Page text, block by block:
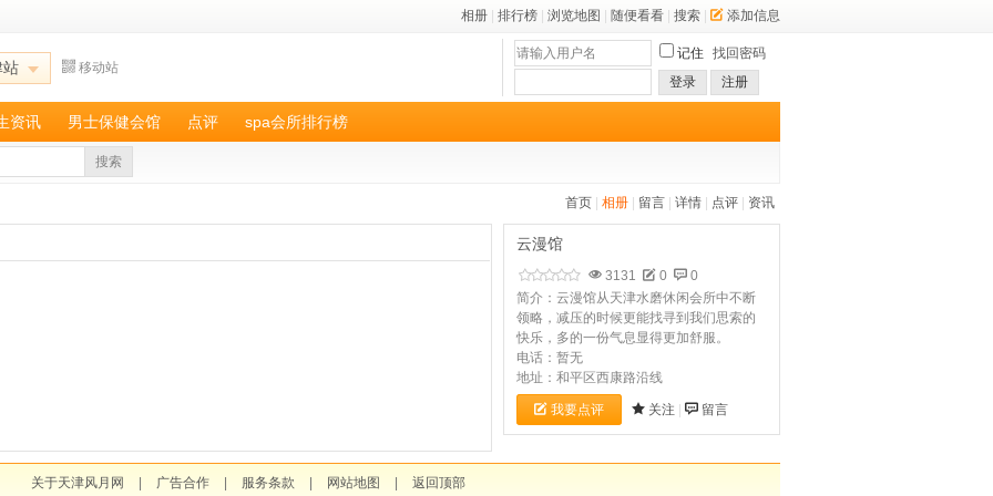
相册 排行榜 浏览地图 随便看看 搜索 添加信息
站 移动站
记住 找回密码
登录
注册
资讯 男士保健会馆 点评 spa会所排行榜
搜索
首页 相册 留言 详情 点评 资讯
云漫馆
3131 0
0
简介：云漫馆从天津水磨休闲会所中不断
领略，减压的时候更能找寻到我们思索的
快乐，多的一份气息显得更加舒服。
电话：暂无
地址：和平区西康路沿线
我要点评 关注 留言
关于天津风月网 广告合作 服务条款 网站地图 返回顶部